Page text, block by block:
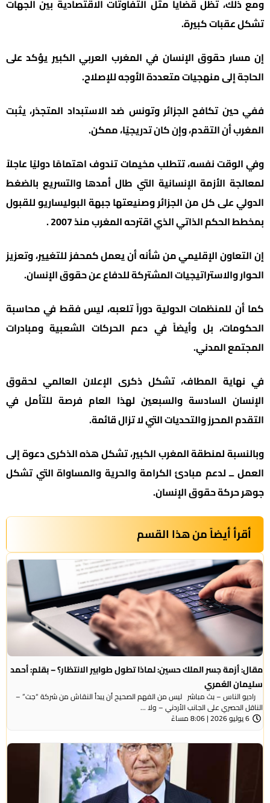
ومع ذلك، تظل قضايا مثل التفاوتات الاقتصادية بين الجهات
تشكل عقبات كبيرة.
إن مسار حقوق الإنسان في المغرب العربي الكبير يؤكد على
الحاجة إلى منهجيات متعددة الأوجه للإصلاح.
ففي حين تكافح الجزائر وتونس ضد الاستبداد المتجذر، يثبت
المغرب أن التقدم، وإن كان تدريجيًا، ممكن.
وفي الوقت نفسه، تتطلب مخيمات تندوف اهتمامًا دوليًا عاجلاً
لمعالجة الأزمة الإنسانية التي طال أمدها والتسريع بالضغط
الدولي على كل من الجزائر وصنيعتها جبهة البوليساريو للقبول
بمخطط الحكم الذاتي الذي اقترحه المغرب منذ 2007 .
إن التعاون الإقليمي من شأنه أن يعمل كمحفز للتغيير، وتعزيز
الحوار والاستراتيجيات المشتركة للدفاع عن حقوق الإنسان.
كما أن للمنظمات الدولية دوراً تلعبه، ليس فقط في محاسبة
الحكومات، بل وأيضاً في دعم الحركات الشعبية ومبادرات
المجتمع المدني.
في نهاية المطاف، تشكل ذكرى الإعلان العالمي لحقوق
الإنسان السادسة والسبعين لهذا العام فرصة للتأمل في
التقدم المحرز والتحديات التي لا تزال قائمة.
وبالنسبة لمنطقة المغرب الكبير، تشكل هذه الذكرى دعوة إلى
العمل ــ لدعم مبادئ الكرامة والحرية والمساواة التي تشكل
جوهر حركة حقوق الإنسان.
أقرأ أيضاً من هذا القسم
مقال: أزمة جسر الملك حسين: لماذا تطول طوابير الانتظار؟ – بقلم: أحمد
سليمان العُمري
راديو الناس – بث مباشر ليس من الفهم الصحيح أن يبدأ النقاش من شركة “جت” –
الناقل الحصري على الجانب الأردني – ولا ...
6 يوليو 2026 | 8:06 مساءً